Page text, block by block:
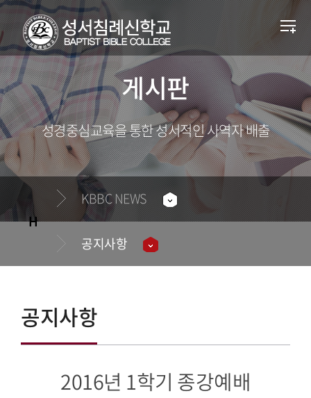
게시판
성경중심교육을 통한 성서적인 사역자 배출
KBBC NEWS
공지사항
공지사항
2016년 1학기 종강예배